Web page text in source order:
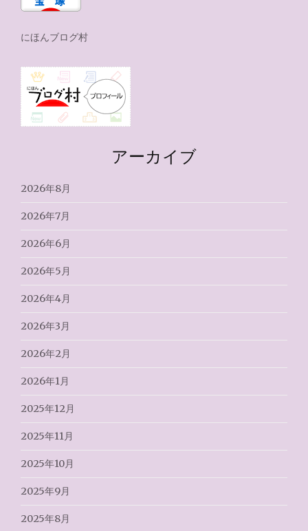
にほんブログ村
アーカイブ
2026年8月
2026年7月
2026年6月
2026年5月
2026年4月
2026年3月
2026年2月
2026年1月
2025年12月
2025年11月
2025年10月
2025年9月
2025年8月